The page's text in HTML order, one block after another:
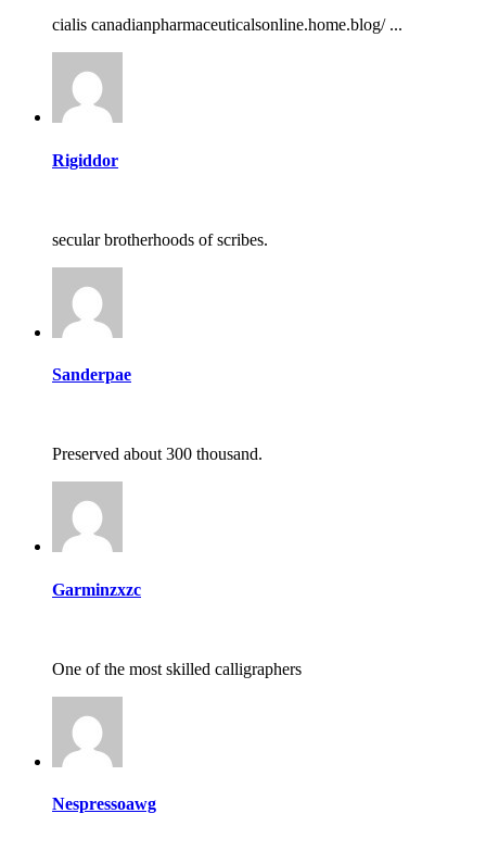
cialis canadianpharmaceuticalsonline.home.blog/ ...
Rigiddor
secular brotherhoods of scribes.
Sanderpae
Preserved about 300 thousand.
Garminzxzc
One of the most skilled calligraphers
Nespressoawg